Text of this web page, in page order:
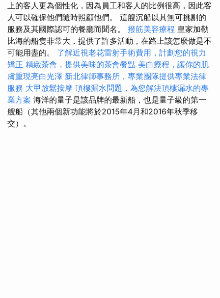
上的客人更為個性化，因為員工和客人的比例很高，因此客
人可以確保他們隨時照顧他們。 這艘沉船以其無可挑剔的
服務及其國際認可的餐廳而聞名。 撥筋美容療程 皇家加勒
比海的船隻非常大，提供了許多活動，在路上該怎麼做是不
可能用盡的。 了解近視老花雷射手術費用，計劃您的視力
矯正 精緻茶會，提供美味的茶會餐點 美白療程，讓你的肌
膚重現亮白光澤 新北律師事務所，專業團隊提供專業法律
服務 大甲放鬆按摩 頂樓漏水問題，為您解決頂樓漏水的專
業方案 海洋的量子是該品牌的最新船，也是量子級的第一
艘船（其他兩個新功能將於2015年4月和2016年秋季移
交）。